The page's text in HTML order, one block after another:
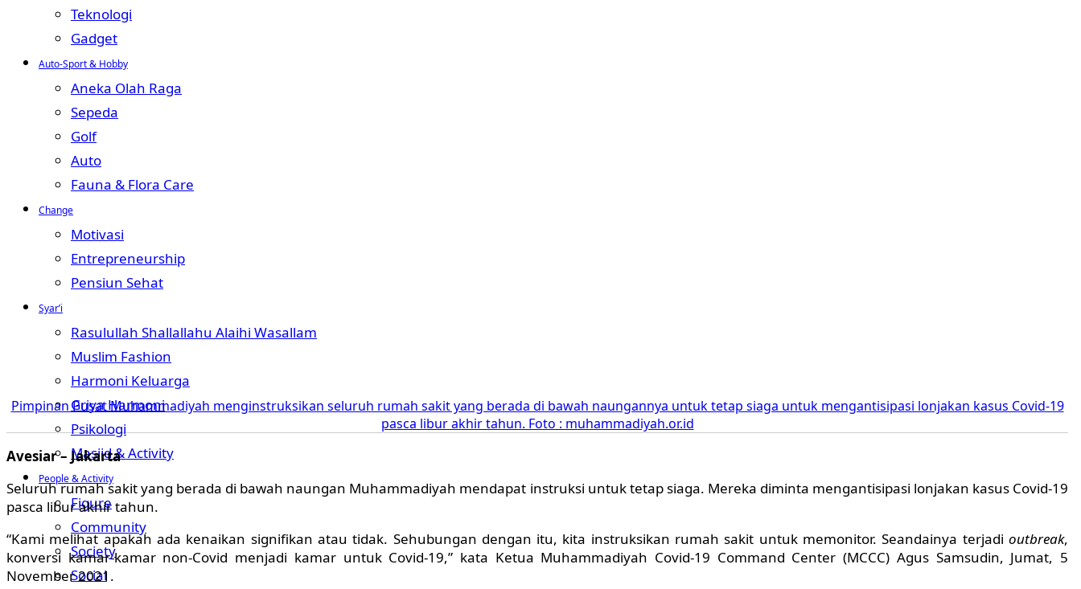
Teknologi
Gadget
Auto-Sport & Hobby
Aneka Olah Raga
Sepeda
Golf
Auto
Fauna & Flora Care
Change
Motivasi
Entrepreneurship
Pensiun Sehat
Syar’i
Rasulullah Shallallahu Alaihi Wasallam
Muslim Fashion
Harmoni Keluarga
Griya Harmoni
Psikologi
Masjid & Activity
People & Activity
Figure
Community
Society
Social
Pimpinan Pusat Muhammadiyah menginstruksikan seluruh rumah sakit yang berada di bawah naungannya untuk tetap siaga untuk mengantisipasi lonjakan kasus Covid-19
pasca libur akhir tahun. Foto : muhammadiyah.or.id
Avesiar – Jakarta
Seluruh rumah sakit yang berada di bawah naungan Muhammadiyah mendapat instruksi untuk tetap siaga. Mereka diminta mengantisipasi lonjakan kasus Covid-19
pasca libur akhir tahun.
“Kami melihat apakah ada kenaikan signifikan atau tidak. Sehubungan dengan itu, kita instruksikan rumah sakit untuk memonitor. Seandainya terjadi outbreak,
konversi kamar-kamar non-Covid menjadi kamar untuk Covid-19,” kata Ketua Muhammadiyah Covid-19 Command Center (MCCC) Agus Samsudin, Jumat, 5
November 2021.